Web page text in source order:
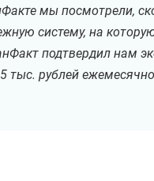
мы посмотрели,
систему, на
подтвердил нам
тыс. рублей